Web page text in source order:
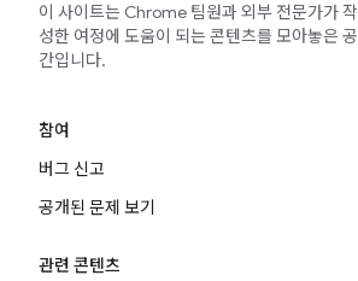
이 사이트는 Chrome 팀원과 외부 전문가가 작
성한 여정에 도움이 되는 콘텐츠를 모아놓은 공
간입니다.
참여
버그 신고
공개된 문제 보기
관련 콘텐츠